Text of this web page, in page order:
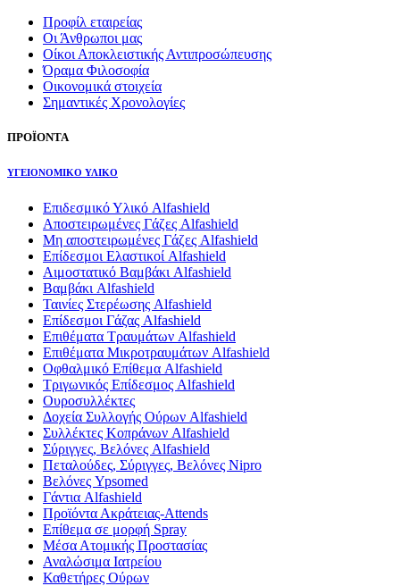
Προφίλ εταιρείας
Οι Άνθρωποι μας
Οίκοι Αποκλειστικής Αντιπροσώπευσης
Όραμα Φιλοσοφία
Οικονομικά στοιχεία
Σημαντικές Χρονολογίες
ΠΡΟΪΟΝΤΑ
ΥΓΕΙΟΝΟΜΙΚΟ ΥΛΙΚΟ
Επιδεσμικό Υλικό Alfashield
Αποστειρωμένες Γάζες Alfashield
Μη αποστειρωμένες Γάζες Alfashield
Επίδεσμοι Ελαστικοί Alfashield
Αιμοστατικό Βαμβάκι Alfashield
Βαμβάκι Alfashield
Ταινίες Στερέωσης Alfashield
Επίδεσμοι Γάζας Alfashield
Επιθέματα Τραυμάτων Alfashield
Επιθέματα Μικροτραυμάτων Alfashield
Οφθαλμικό Eπίθεμα Alfashield
Τριγωνικός Επίδεσμος Alfashield
Ουροσυλλέκτες
Δοχεία Συλλογής Ούρων Alfashield
Συλλέκτες Κοπράνων Alfashield
Σύριγγες, Βελόνες Alfashield
Πεταλούδες, Σύριγγες, Βελόνες Nipro
Βελόνες Ypsomed
Γάντια Alfashield
Προϊόντα Ακράτειας-Attends
Επίθεμα σε μορφή Spray
Μέσα Ατομικής Προστασίας
Αναλώσιμα Ιατρείου
Καθετήρες Ούρων